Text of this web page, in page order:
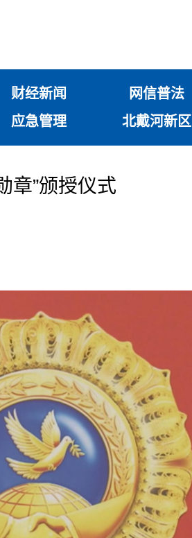
财经新闻 网信普法
应急管理 北戴河新区
章”颁授仪式